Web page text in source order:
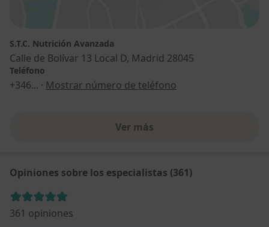
S.T.C. Nutrición Avanzada
Calle de Bolívar 13 Local D, Madrid 28045
Teléfono
+346... · Mostrar número de teléfono
Ver más
Opiniones sobre los especialistas (361)
361 opiniones